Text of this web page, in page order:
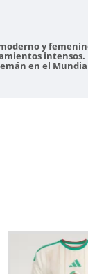
y
intensos.
en el